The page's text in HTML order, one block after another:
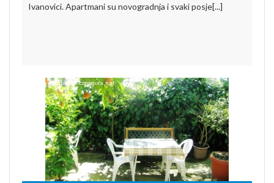
Ivanovici. Apartmani su novogradnja i svaki posje[...]